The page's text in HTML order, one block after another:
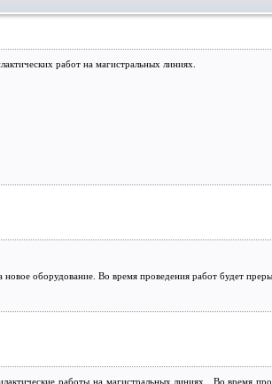
работ на магистральных линиях.
оборудование. Во время проведения работ будет
работы на магистральных линиях . Во время